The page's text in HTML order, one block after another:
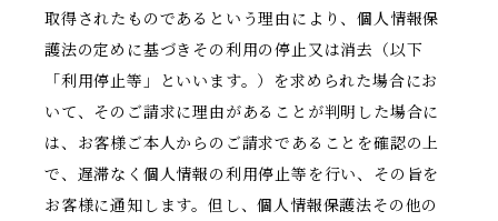
取得されたものであるという理由により、個人情報保
護法の定めに基づきその利用の停止又は消去（以下
「利用停止等」といいます。）を求められた場合にお
いて、そのご請求に理由があることが判明した場合に
は、お客様ご本人からのご請求であることを確認の上
で、遅滞なく個人情報の利用停止等を行い、その旨を
お客様に通知します。但し、個人情報保護法その他の